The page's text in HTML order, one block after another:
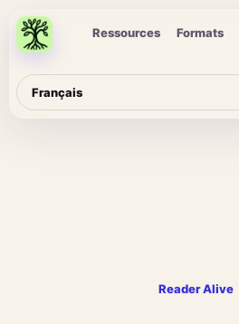
Ressources Formats
Reader Alive